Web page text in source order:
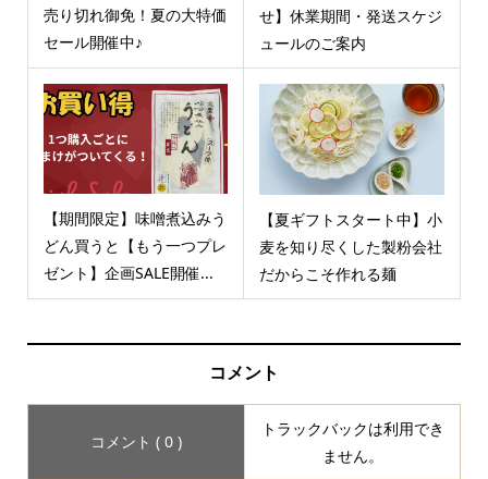
売り切れ御免！夏の大特価
セール開催中♪
せ】休業期間・発送スケジ
ュールのご案内
【期間限定】味噌煮込みう
どん買うと【もう一つプレ
ゼント】企画SALE開催...
【夏ギフトスタート中】小
麦を知り尽くした製粉会社
だからこそ作れる麺
コメント
コメント ( 0 )
トラックバックは利用でき
ません。